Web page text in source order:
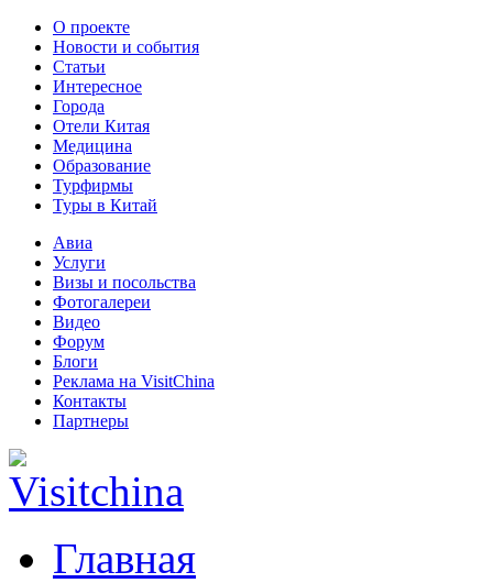
О проекте
Новости и события
Статьи
Интересное
Города
Отели Китая
Медицина
Образование
Турфирмы
Туры в Китай
Авиа
Услуги
Визы и посольства
Фотогалереи
Видео
Форум
Блоги
Реклама на VisitChina
Контакты
Партнеры
Главная